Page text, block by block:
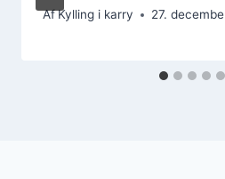
AfKylling i karry 27.